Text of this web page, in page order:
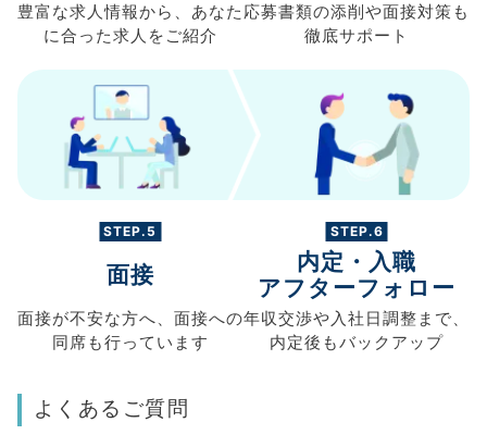
豊富な求人情報から、 あなた
に合った求人を ご紹介
応募書類の添削や面接対策も
徹底サポート
STEP.5
面接
面接が不安な方へ、 面接への
同席も行っています
STEP.6
内定・入職
アフターフォロー
年収交渉や入社日調整まで、
内定後もバックアップ
よくあるご質問